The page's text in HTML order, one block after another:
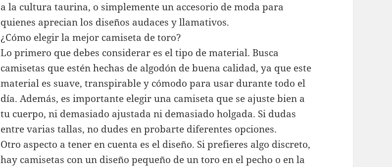
a la cultura taurina, o simplemente un accesorio de moda para
quienes aprecian los diseños audaces y llamativos.
¿Cómo elegir la mejor camiseta de toro?
Lo primero que debes considerar es el tipo de material. Busca
camisetas que estén hechas de algodón de buena calidad, ya que este
material es suave, transpirable y cómodo para usar durante todo el
día. Además, es importante elegir una camiseta que se ajuste bien a
tu cuerpo, ni demasiado ajustada ni demasiado holgada. Si dudas
entre varias tallas, no dudes en probarte diferentes opciones.
Otro aspecto a tener en cuenta es el diseño. Si prefieres algo discreto,
hay camisetas con un diseño pequeño de un toro en el pecho o en la